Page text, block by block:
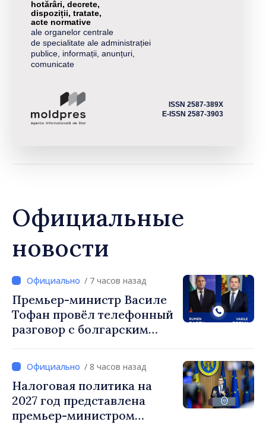
hotărâri, decrete,
dispoziții, tratate,
acte normative
ale organelor centrale
de specialitate ale administrației
publice, informații, anunțuri,
comunicate
ISSN 2587-389X
E-ISSN 2587-3903
Официальные
новости
/ 7 часов назад
Премьер-министр Василе
Тофан провёл телефонный
разговор с болгарским
Радевым
/ 8 часов назад
Налоговая политика на
2027 год представлена
премьер-министром